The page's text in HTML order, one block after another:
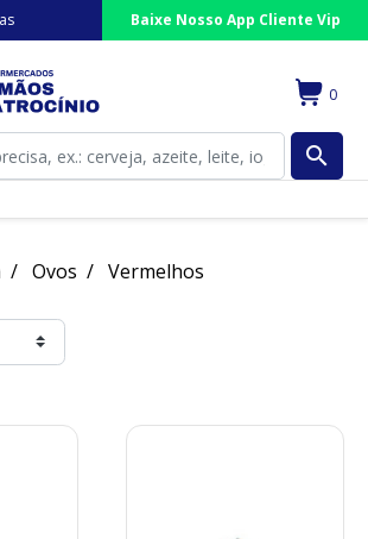
Baixe Nosso App Cliente Vip
0
search
Ovos Vermelhos